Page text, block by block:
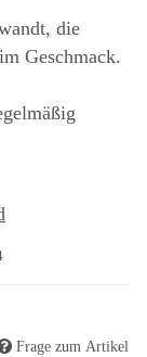
die
Geschmack.
Frage zum Artikel